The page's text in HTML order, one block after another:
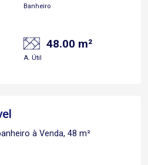
Banheiro
48.00 m²
A. Útil
à Venda, 48 m²